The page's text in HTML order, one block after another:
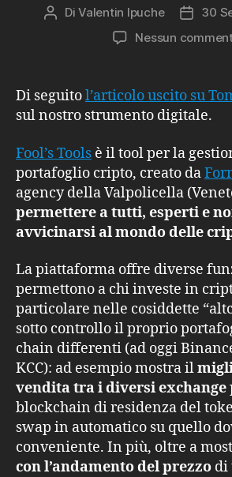
Autore
DiValentin Ipuche
Data
30
Nessun
Di seguitol’articolo uscito su
sul nostro strumento digitale.
Fool’s Tools è il tool per la
portafoglio cripto, creato da
agency della Valpolicella
permettere a tutti, esperti e
avvicinarsi al mondo delle
La piattaforma offre diverse
permettono a chi investe in
particolare nelle cosiddette
sotto controllo il proprio
chain differenti (ad oggi
KCC): ad esempio mostra il
vendita tra i diversi exchange
blockchain di residenza del
swap in automatico su quello
conveniente. In più, oltre a
con l’andamento del prezzo di